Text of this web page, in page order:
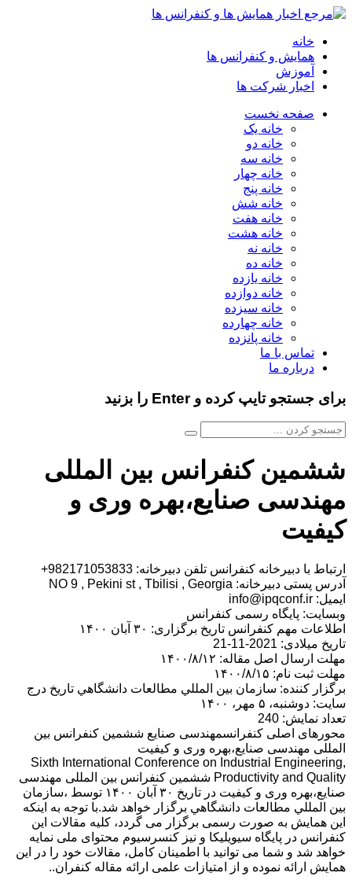
خانه
همایش و کنفرانس ها
آموزش
اخبار شرکت ها
صفحه نخست
خانه یک
خانه دو
خانه سه
خانه چهار
خانه پنج
خانه شش
خانه هفت
خانه هشت
خانه نه
خانه ده
خانه یازده
خانه دوازده
خانه سیزده
خانه چهارده
خانه پانزده
تماس با ما
درباره ما
برای جستجو تایپ کرده و Enter را بزنید
ششمین کنفرانس بین المللی
مهندسی صنایع،بهره وری و
کیفیت
ارتباط با دبیرخانه کنفرانس تلفن دبیرخانه: 982171053833+
آدرس پستی دبیرخانه: NO 9 , Pekini st , Tbilisi , Georgia
ایمیل: info@ipqconf.ir
وبسایت: پایگاه رسمی کنفرانس
اطلاعات مهم کنفرانس تاریخ برگزاری: ۳۰ آبان ۱۴۰۰
تاریخ میلادی: 2021-11-21
مهلت ارسال اصل مقاله: ۱۴۰۰/۸/۱۲
مهلت ثبت نام: ۱۴۰۰/۸/۱۵
برگزار کننده: سازمان بين المللي مطالعات دانشگاهي تاریخ درج
سایت: دوشنبه، ۵ مهر، ۱۴۰۰
تعداد نمایش: 240
محورهای اصلی کنفرانسمهندسی صنایع ششمین کنفرانس بین
المللی مهندسی صنایع،بهره وری و کیفیت
Sixth International Conference on Industrial Engineering,
Productivity and Quality ششمین کنفرانس بین المللی مهندسی
صنایع،بهره وری و کیفیت در تاریخ ۳۰ آبان ۱۴۰۰ توسط ،سازمان
بين المللي مطالعات دانشگاهي برگزار خواهد شد.با توجه به اینکه
این همایش به صورت رسمی برگزار می گردد، کلیه مقالات این
کنفرانس در پایگاه سیویلیکا و نیز کنسرسیوم محتوای ملی نمایه
خواهد شد و شما می توانید با اطمینان کامل، مقالات خود را در این
همایش ارائه نموده و از امتیازات علمی ارائه مقاله کنفران..